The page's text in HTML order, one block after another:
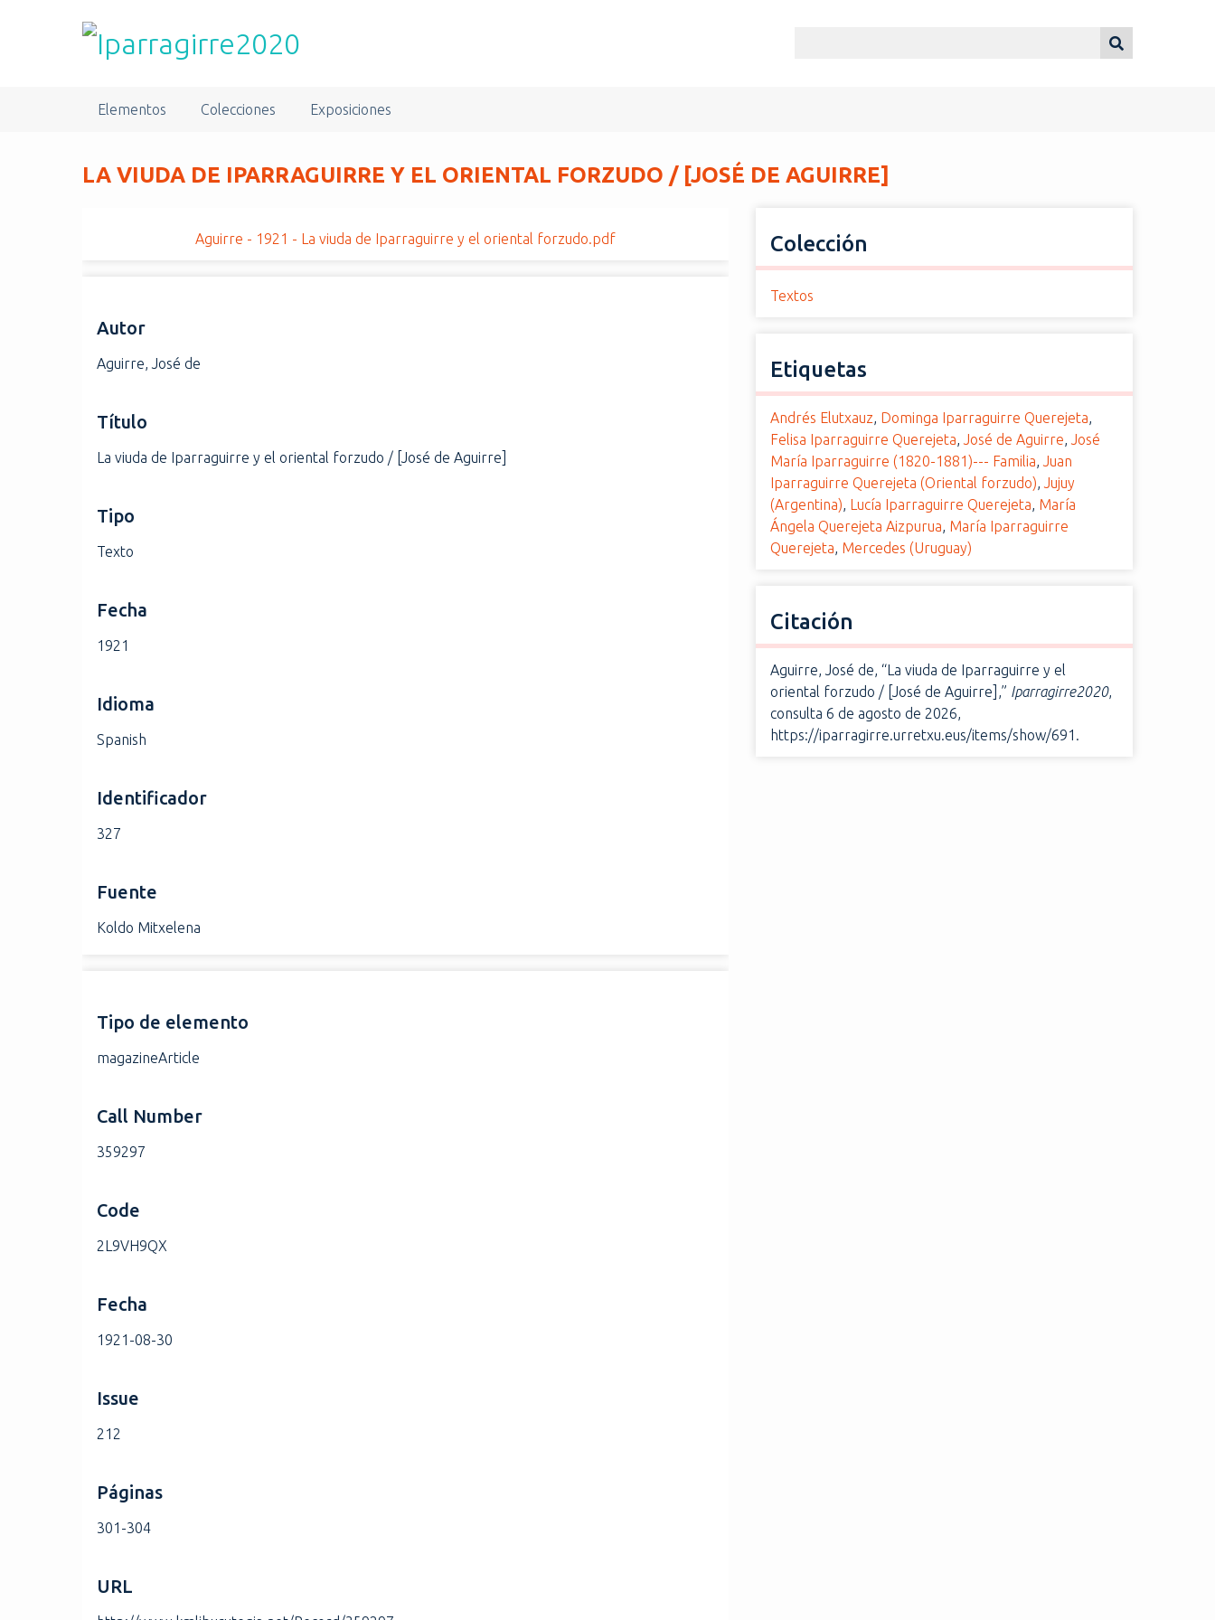
Elementos Colecciones Exposiciones
LA VIUDA DE IPARRAGUIRRE Y EL ORIENTAL FORZUDO / [JOSÉ DE AGUIRRE]
Aguirre - 1921 - La viuda de Iparraguirre y el oriental forzudo.pdf
Autor
Aguirre, José de
Título
La viuda de Iparraguirre y el oriental forzudo / [José de Aguirre]
Tipo
Texto
Fecha
1921
Idioma
Spanish
Identificador
327
Fuente
Koldo Mitxelena
Tipo de elemento
magazineArticle
Call Number
359297
Code
2L9VH9QX
Fecha
1921-08-30
Issue
212
Páginas
301-304
URL
Colección
Textos
Etiquetas
Andrés Elutxauz, Dominga Iparraguirre Querejeta,
Felisa Iparraguirre Querejeta, José de Aguirre, José
María Iparraguirre (1820-1881)--- Familia, Juan
Iparraguirre Querejeta (Oriental forzudo), Jujuy
(Argentina), Lucía Iparraguirre Querejeta, María
Ángela Querejeta Aizpurua, María Iparraguirre
Querejeta, Mercedes (Uruguay)
Citación
Aguirre, José de, “La viuda de Iparraguirre y el
oriental forzudo / [José de Aguirre],” Iparragirre2020,
consulta 6 de agosto de 2026,
https://iparragirre.urretxu.eus/items/show/691 .